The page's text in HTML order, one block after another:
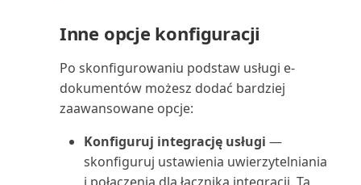
Wycena zapasów (raport)
Wyciąg nabywcy (raport)
Wyciąg rachunku
Wydajność konserwacji (raport)
Inne opcje konfiguracji
Po skonfigurowaniu podstaw usługi e-
dokumentów możesz dodać bardziej
zaawansowane opcje:
Konfiguruj integrację usługi —
skonfiguruj ustawienia uwierzytelniania